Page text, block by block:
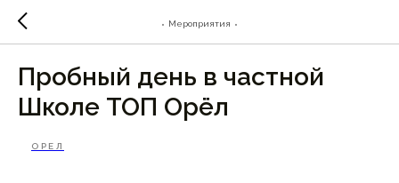
⬪ Мероприятия ⬪
Пробный день в частной
Школе ТОП Орёл
ОРЕЛ